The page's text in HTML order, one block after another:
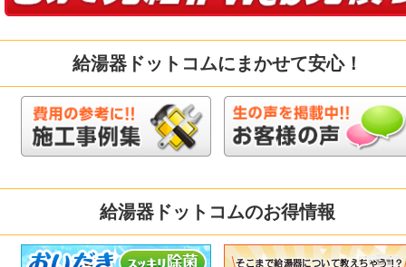
給湯器ドットコムにまかせて安心！
給湯器ドットコムのお得情報